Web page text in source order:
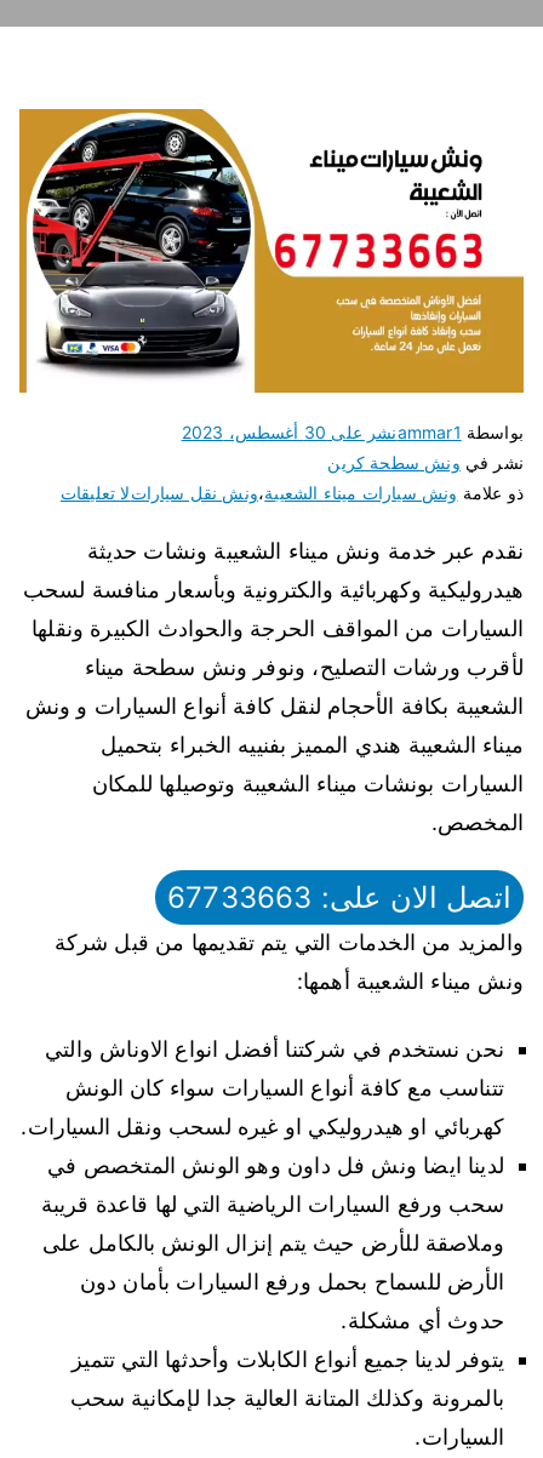
بواسطة ammar1نشر على 30 أغسطس، 2023
نشر في ونش سطحة كرين
ذو علامة ونش سيارات ميناء الشعيبة،ونش نقل سياراتلا تعليقات
نقدم عبر خدمة ونش ميناء الشعيبة ونشات حديثة
هيدروليكية وكهربائية والكترونية وبأسعار منافسة لسحب
السيارات من المواقف الحرجة والحوادث الكبيرة ونقلها
لأقرب ورشات التصليح، ونوفر ونش سطحة ميناء
الشعيبة بكافة الأحجام لنقل كافة أنواع السيارات و ونش
ميناء الشعيبة هندي المميز بفنييه الخبراء بتحميل
السيارات بونشات ميناء الشعيبة وتوصيلها للمكان
المخصص.
اتصل الان على: 67733663
والمزيد من الخدمات التي يتم تقديمها من قبل شركة
ونش ميناء الشعيبة أهمها:
نحن نستخدم في شركتنا أفضل انواع الاوناش والتي
تتناسب مع كافة أنواع السيارات سواء كان الونش
كهربائي او هيدروليكي او غيره لسحب ونقل السيارات.
لدينا ايضا ونش فل داون وهو الونش المتخصص في
سحب ورفع السيارات الرياضية التي لها قاعدة قريبة
وملاصقة للأرض حيث يتم إنزال الونش بالكامل على
الأرض للسماح بحمل ورفع السيارات بأمان دون
حدوث أي مشكلة.
يتوفر لدينا جميع أنواع الكابلات وأحدثها التي تتميز
بالمرونة وكذلك المتانة العالية جدا لإمكانية سحب
السيارات.